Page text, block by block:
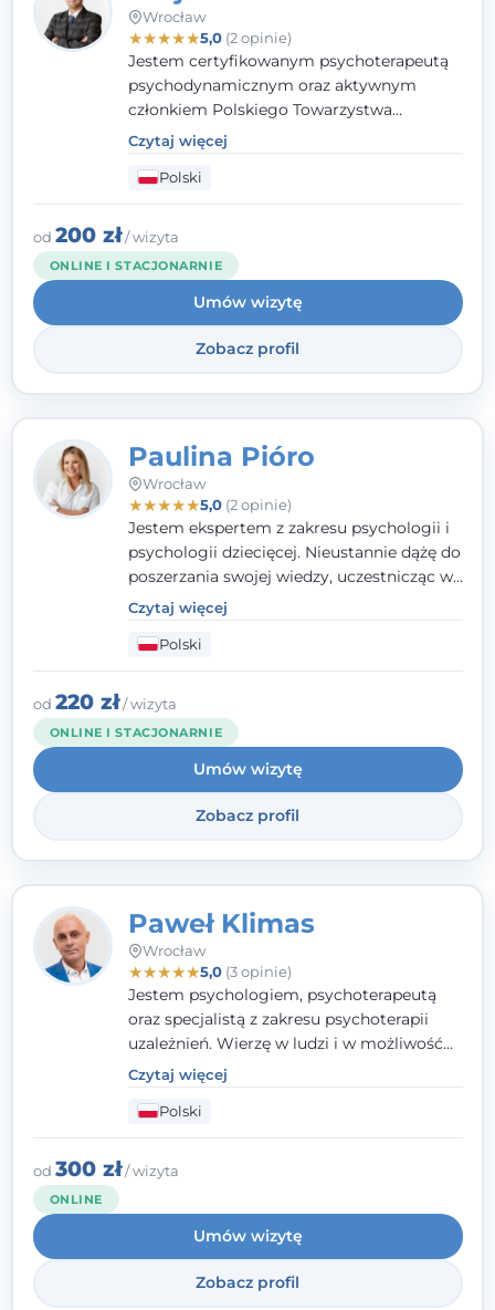
Wrocław
★★★★★5,0(2 opinie)
Jestem certyfikowanym psychoterapeutą
psychodynamicznym oraz aktywnym
członkiem Polskiego Towarzystwa
Psychoterapii Psychodynamicznej
mojej pracy zawodowej kładę duży nacisk
na uważne słuchanie Pacjenta. Interesuje
mnie szczególnie psychoterapia zaburzeń
osobowości, zaburzeń nerwicowych i
lękowych, a także zagadnienia związane z
małżeństwem i rodziną, w tym problemy w
relacjach rodzinnych. Nie specjalizuję się w
uzależnieniach.
Czytaj więcej
Polski
od 200 zł/ wizyta
ONLINE I STACJONARNIE
Umów wizytę
Zobacz profil
Paulina Pióro
Wrocław
★★★★★5,0(2 opinie)
Jestem ekspertem z zakresu psychologii i
psychologii dziecięcej. Nieustannie dążę do
poszerzania swojej wiedzy, uczestnicząc w
różnorodnych szkoleniach. Pracując z
dziećmi, młodzieżą i młodymi dorosłymi
niezwykle ważne jest dla mnie poczucie
bezpieczeństwa, zrozumienia oraz wolności
w wyrażaniu swojego zdania. Kieruję się
etyką zawodową, wierząc, że każdy
człowiek powinien otrzymać wsparcie i
pomoc, by poradzić sobie ze swoimi
problemami.
Czytaj więcej
Polski
od 220 zł/ wizyta
ONLINE I STACJONARNIE
Umów wizytę
Zobacz profil
Paweł Klimas
Wrocław
★★★★★5,0(3 opinie)
Jestem psychologiem, psychoterapeutą
oraz specjalistą z zakresu psychoterapii
uzależnień. Wierzę w ludzi i w możliwość
wprowadzenia zmian w ich życiu. Bardzo
często przekonuje się o tym, że każdy z nas,
w tym Ty i ja, ma wpływ na swoje
szczęście. Należy uwierzyć w siebie i działać
w obranym kierunku.
Czytaj więcej
Polski
od 300 zł/ wizyta
ONLINE
Umów wizytę
Zobacz profil